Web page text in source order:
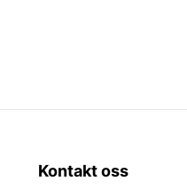
Kontakt oss